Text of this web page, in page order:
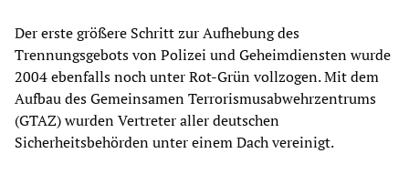
Der erste größere Schritt zur Aufhebung des
Trennungsgebots von Polizei und Geheimdiensten wurde
2004 ebenfalls noch unter Rot-Grün vollzogen. Mit dem
Aufbau des Gemeinsamen Terrorismusabwehrzentrums
(GTAZ) wurden Vertreter aller deutschen
Sicherheitsbehörden unter einem Dach vereinigt.